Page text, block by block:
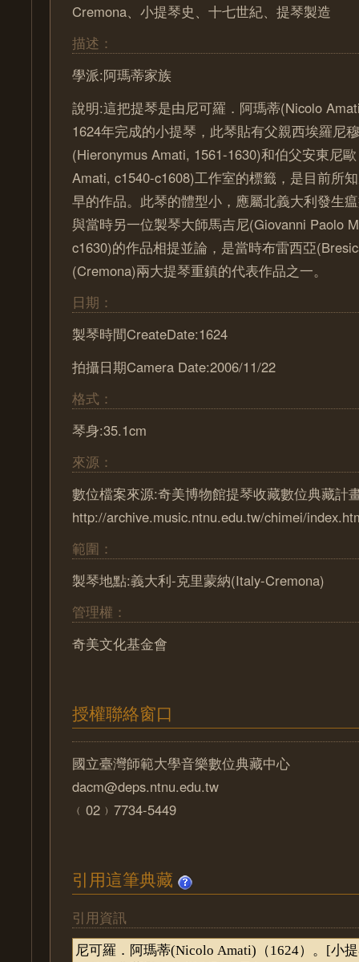
Cremona、小提琴史、十七世紀、提琴製造
描述：
學派:阿瑪蒂家族
說明:這把提琴是由尼可羅．阿瑪蒂(Nicolo
1624年完成的小提琴，此琴貼有父親西埃羅尼
(Hieronymus Amati, 1561-1630)和伯父安東尼
Amati, c1540-c1608)工作室的標籤，是目前所
早的作品。此琴的體型小，應屬北義大利發生
與當時另一位製琴大師馬吉尼(Giovanni Paolo
c1630)的作品相提並論，是當時布雷西亞
(Cremona)兩大提琴重鎮的代表作品之一。
日期：
製琴時間CreateDate:1624
拍攝日期Camera Date:2006/11/22
格式：
琴身:35.1cm
來源：
數位檔案來源:奇美博物館提琴收藏數位典藏計
http://archive.music.ntnu.edu.tw/chimei/
範圍：
製琴地點:義大利-克里蒙納(Italy-Cremona)
管理權：
奇美文化基金會
授權聯絡窗口
國立臺灣師範大學音樂數位典藏中心
dacm@deps.ntnu.edu.tw
﹙02﹚7734-5449
引用這筆典藏
引用資訊